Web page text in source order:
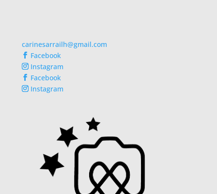
carinesarrailh@gmail.com
Facebook
Instagram
Facebook
Instagram